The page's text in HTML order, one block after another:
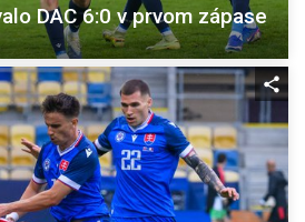
DAC 6:0 v prvom zápase